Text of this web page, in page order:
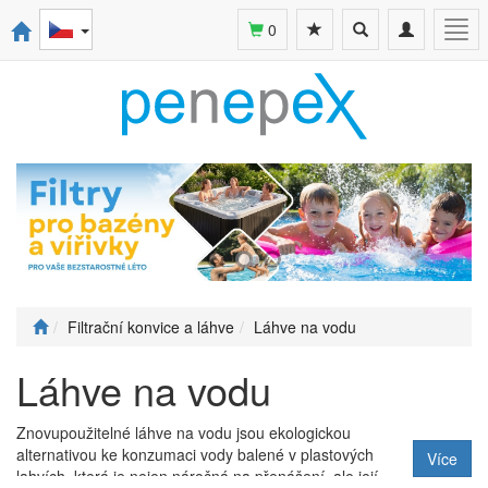
Toggle
navigation
Toggle
search
0
Filtrační konvice a láhve Láhve na vodu
Láhve na vodu
Znovupoužitelné láhve na vodu jsou ekologickou
alternativou ke konzumaci vody balené v plastových
lahvích, která je nejen náročná na přenášení, ale její
Více